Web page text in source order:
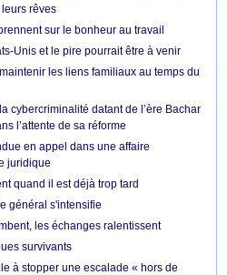
rêves
sur le bonheur au travail
Unis et le pire pourrait être à venir
les liens familiaux au temps du
cybercriminalité datant de l’ère Bachar
l’attente de sa réforme
en appel dans une affaire
juridique
quand il est déjà trop tard
général s'intensifie
les échanges ralentissent
survivants
à stopper une escalade « hors de